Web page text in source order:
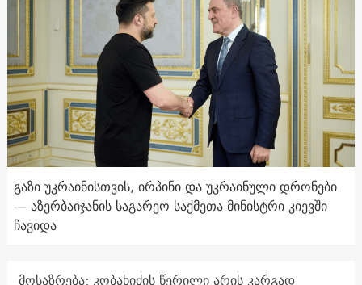
გაზი უკრაინისთვის, ირპინი და უკრაინული დრონები
— აზერბაიჯანის საგარეო საქმეთა მინისტრი კიევში
ჩავიდა
მოსაზრება: კობახიძის წერილი არის კარგად